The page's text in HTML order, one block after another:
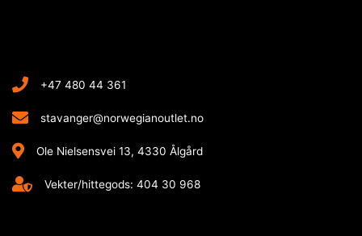
+47 480 44 361
stavanger@norwegianoutlet.no
Ole Nielsensvei 13, 4330 Ålgård
Vekter/hittegods: 404 30 968